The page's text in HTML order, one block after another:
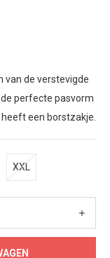
van de verstevigde
perfecte pasvorm
een borstzakje.
XXL